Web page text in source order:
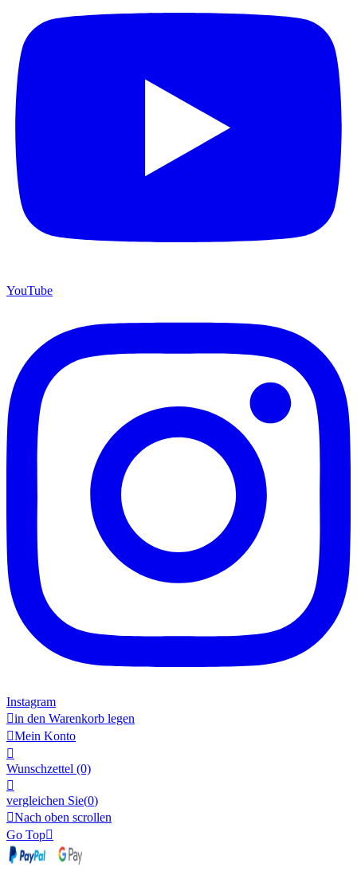
YouTube
Instagram
in den Warenkorb legen
Mein Konto

Wunschzettel (0)

vergleichen Sie(0)
Nach oben scrollen
Go Top